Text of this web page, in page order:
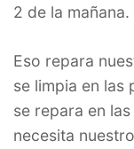
2 de la mañana.
Eso repara
se limpia en las
se repara en
necesita